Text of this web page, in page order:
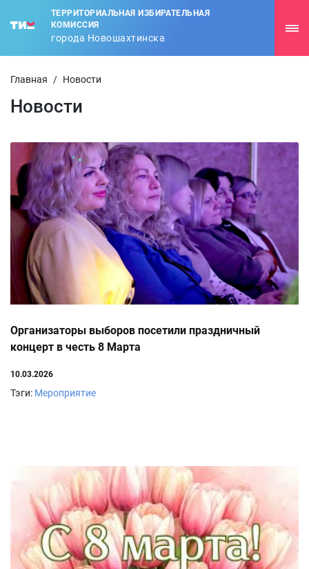
ТЕРРИТОРИАЛЬНАЯ ИЗБИРАТЕЛЬНАЯ
КОМИССИЯ
города Новошахтинска
Главная / Новости
Новости
Организаторы выборов посетили праздничный
концерт в честь 8 Марта
10.03.2026
Тэги: Мероприятие